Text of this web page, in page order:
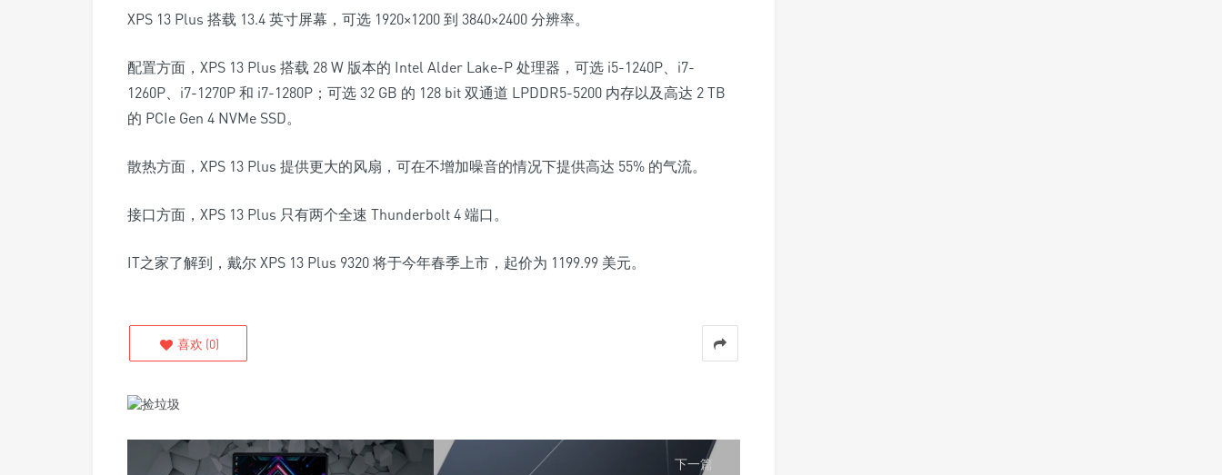
XPS 13 Plus 搭载 13.4 英寸屏幕，可选 1920×1200 到 3840×2400 分辨率。
配置方面，XPS 13 Plus 搭载 28 W 版本的 Intel Alder Lake-P 处理器，可选 i5-1240P、i7-
1260P、i7-1270P 和 i7-1280P；可选 32 GB 的 128 bit 双通道 LPDDR5-5200 内存以及高达 2 TB
的 PCIe Gen 4 NVMe SSD。
散热方面，XPS 13 Plus 提供更大的风扇，可在不增加噪音的情况下提供高达 55% 的气流。
接口方面，XPS 13 Plus 只有两个全速 Thunderbolt 4 端口。
IT之家了解到，戴尔 XPS 13 Plus 9320 将于今年春季上市，起价为 1199.99 美元。
喜欢 (0)
下一篇